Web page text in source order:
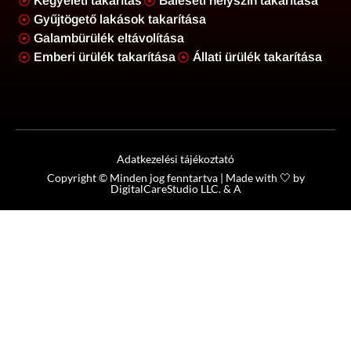
Gyűjtögető lakások takarítása
Galambürülék eltávolítása
Emberi ürülék takarítása
Állati ürülék takarítása
Copyright © Minden jog fenntartva | Made with 🤍 by
DigitalCareStudio LLC.& A
Adatkezelési tájékoztató